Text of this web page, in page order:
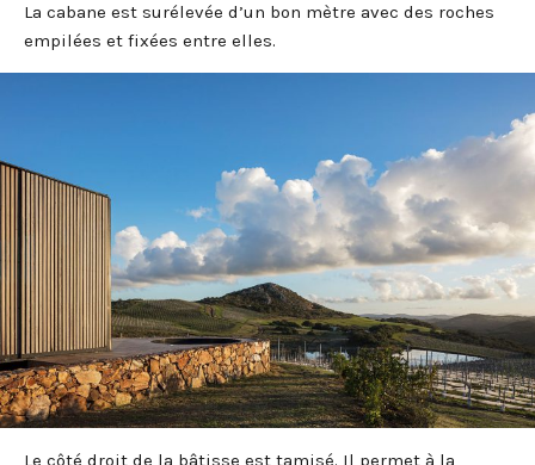
La cabane est surélevée d’un bon mètre avec des roches
empilées et fixées entre elles.
Le côté droit de la bâtisse est tamisé. Il permet à la